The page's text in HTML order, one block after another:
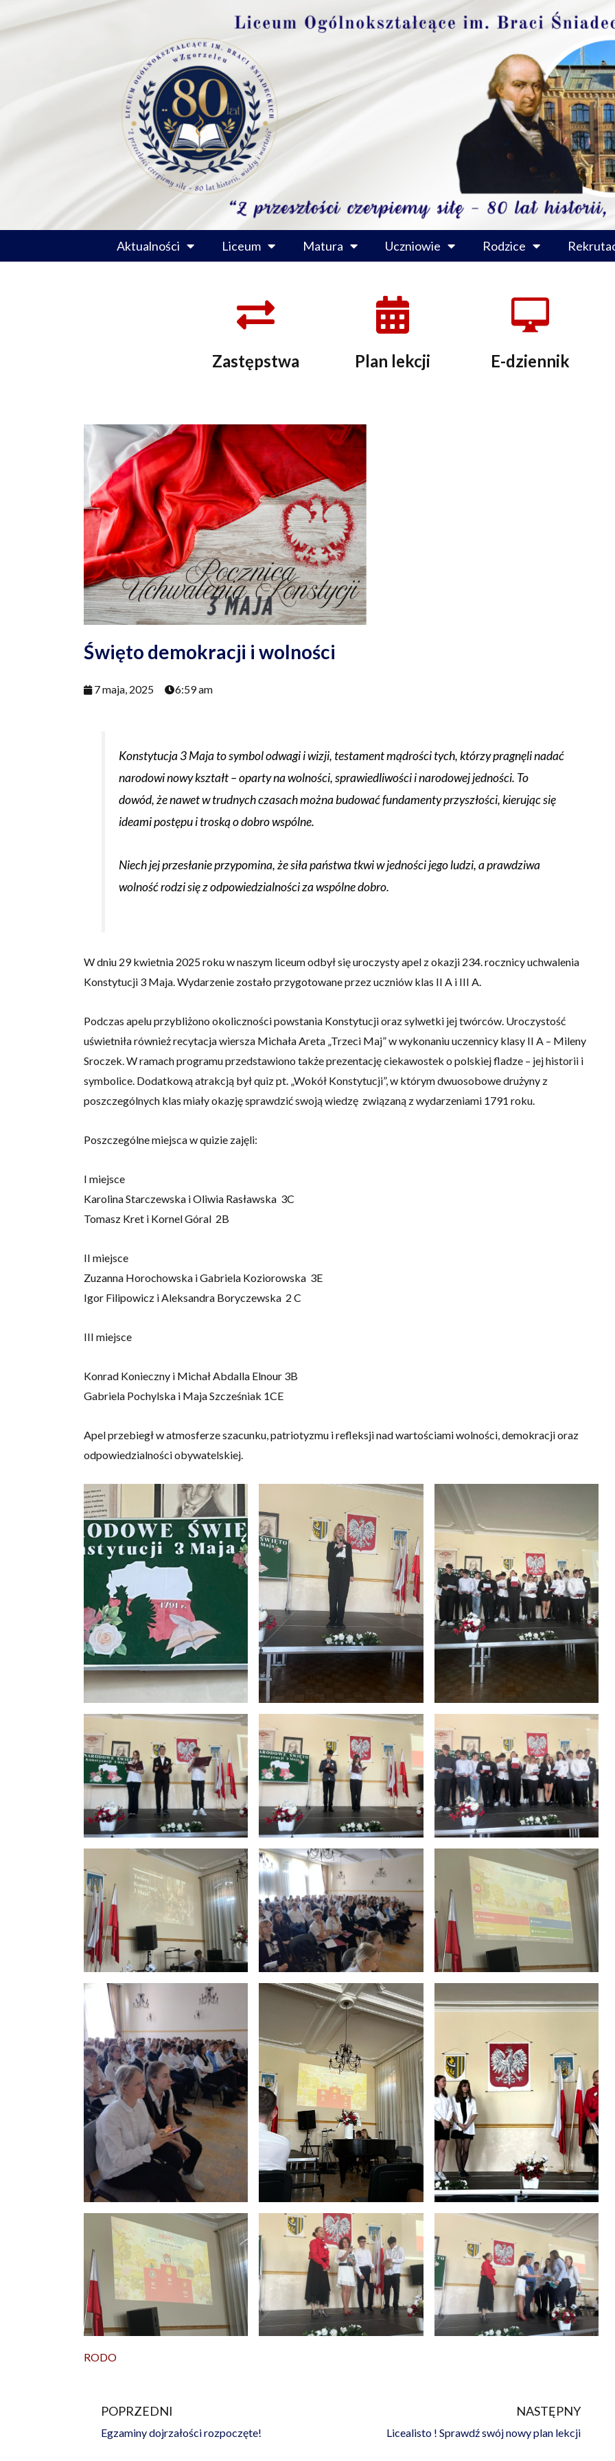
do
Aktualności Liceum Matura Uczniowie Rodzice
Zastępstwa Plan lekcji E-dziennik
Święto demokracji i wolności
7 maja, 2025 6:59 am
Konstytucja 3 Maja to symbol odwagi i wizji, testament mądrości tych, którzy pragnęli nadać
narodowi nowy kształt – oparty na wolności, sprawiedliwości i narodowej jedności. To
dowód, że nawet w trudnych czasach można budować fundamenty przyszłości, kierując się
ideami postępu i troską o dobro wspólne.
Niech jej przesłanie przypomina, że siła państwa tkwi w jedności jego ludzi, a prawdziwa
wolność rodzi się z odpowiedzialności za wspólne dobro.
W dniu 29 kwietnia 2025 roku w naszym liceum odbył się uroczysty apel z okazji 234. rocznicy uchwalenia
Konstytucji 3 Maja. Wydarzenie zostało przygotowane przez uczniów klas II A i III A.
Podczas apelu przybliżono okoliczności powstania Konstytucji oraz sylwetki jej twórców. Uroczystość
uświetniła również recytacja wiersza Michała Areta „Trzeci Maj” w wykonaniu uczennicy klasy II A – Mileny
Sroczek. W ramach programu przedstawiono także prezentację ciekawostek o polskiej fladze – jej historii i
symbolice. Dodatkową atrakcją był quiz pt. „Wokół Konstytucji”, w którym dwuosobowe drużyny z
poszczególnych klas miały okazję sprawdzić swoją wiedzę związaną z wydarzeniami 1791 roku.
Poszczególne miejsca w quizie zajęli:
I miejsce
Karolina Starczewska i Oliwia Rasławska 3C
Tomasz Kret i Kornel Góral 2B
II miejsce
Zuzanna Horochowska i Gabriela Koziorowska 3E
Igor Filipowicz i Aleksandra Boryczewska 2 C
III miejsce
Konrad Konieczny i Michał Abdalla Elnour 3B
Gabriela Pochylska i Maja Szcześniak 1CE
Apel przebiegł w atmosferze szacunku, patriotyzmu i refleksji nad wartościami wolności, demokracji oraz
odpowiedzialności obywatelskiej.
RODO
Prev
POPRZEDNI
Egzaminy dojrzałości rozpoczęte!
NASTĘPNY
Licealisto ! Sprawdź swój nowy plan lekcji